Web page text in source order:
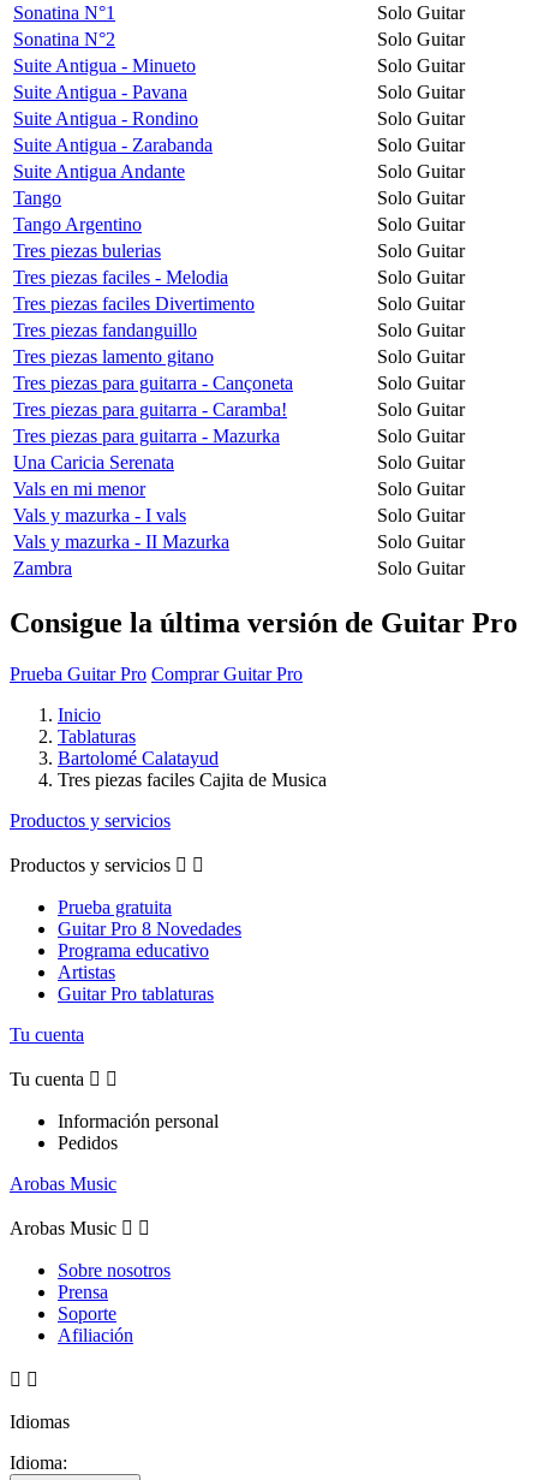
Sonatina N°1
Solo Guitar
Sonatina N°2
Solo Guitar
Suite Antigua - Minueto
Solo Guitar
Suite Antigua - Pavana
Solo Guitar
Suite Antigua - Rondino
Solo Guitar
Suite Antigua - Zarabanda
Solo Guitar
Suite Antigua Andante
Solo Guitar
Tango
Solo Guitar
Tango Argentino
Solo Guitar
Tres piezas bulerias
Solo Guitar
Tres piezas faciles - Melodia
Solo Guitar
Tres piezas faciles Divertimento
Solo Guitar
Tres piezas fandanguillo
Solo Guitar
Tres piezas lamento gitano
Solo Guitar
Tres piezas para guitarra - Cançoneta
Solo Guitar
Tres piezas para guitarra - Caramba!
Solo Guitar
Tres piezas para guitarra - Mazurka
Solo Guitar
Una Caricia Serenata
Solo Guitar
Vals en mi menor
Solo Guitar
Vals y mazurka - I vals
Solo Guitar
Vals y mazurka - II Mazurka
Solo Guitar
Zambra
Solo Guitar
Consigue la última versión de Guitar Pro
Prueba Guitar Pro Comprar Guitar Pro
Inicio
Tablaturas
Bartolomé Calatayud
Tres piezas faciles Cajita de Musica
Productos y servicios
Productos y servicios  
Prueba gratuita
Guitar Pro 8 Novedades
Programa educativo
Artistas
Guitar Pro tablaturas
Tu cuenta
Tu cuenta  
Información personal
Pedidos
Arobas Music
Arobas Music  
Sobre nosotros
Prensa
Soporte
Afiliación
 
Idiomas
Idioma: